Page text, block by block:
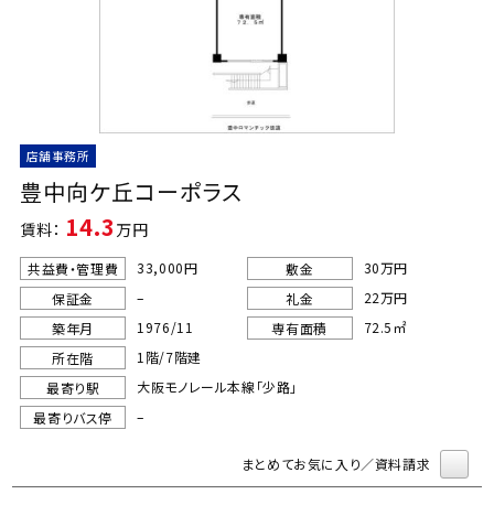
店舗事務所
豊中向ケ丘コーポラス
賃料： 14.3 万円
共益費・管理費 33,000円 敷金
30万円
保証金
– 礼金
22万円
築年月
1976/11 専有面積
72.5㎡
所在階
1階/7階建
最寄り駅
大阪モノレール本線「少路」
最寄りバス停
–
まとめてお気に入り／資料請求